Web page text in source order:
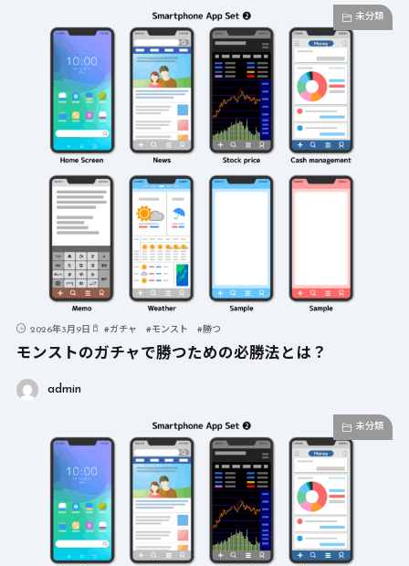
未分類
2026年3月9日 #ガチャ #モンスト #勝つ
モンストのガチャで勝つための必勝法とは？
admin
未分類